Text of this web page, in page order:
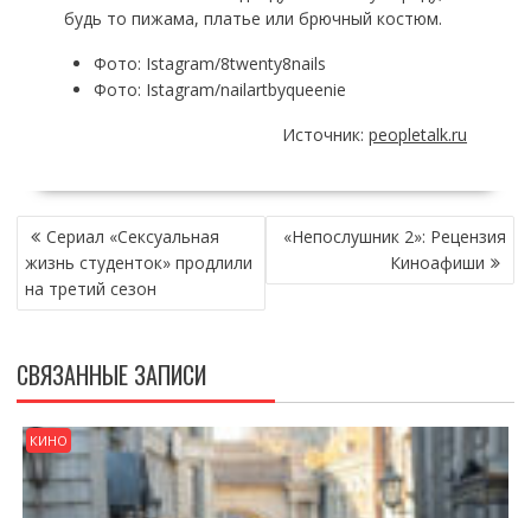
будь то пижама, платье или брючный костюм.
Фото: Istagram/8twenty8nails
Фото: Istagram/nailartbyqueenie
Источник:peopletalk.ru
НАВИГАЦИЯ
ПО
ЗАПИСЯМ
Сериал «Сексуальная
жизнь студенток» продлили
на третий сезон
«Непослушник 2»: Рецензия
Киноафиши
СВЯЗАННЫЕ ЗАПИСИ
КИНО